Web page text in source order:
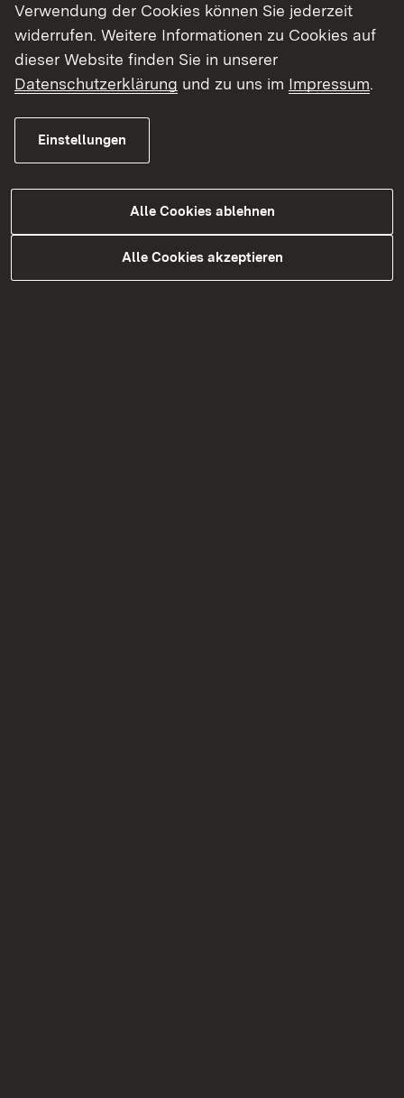
Verwendung der Cookies können Sie jederzeit
widerrufen. Weitere Informationen zu Cookies auf
dieser Website finden Sie in unserer
Datenschutzerklärung und zu uns im Impressum.
Einstellungen
Alle Cookies ablehnen
Alle Cookies akzeptieren